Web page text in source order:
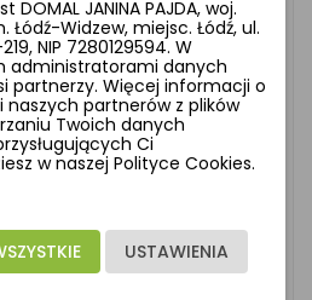
Mozilla Firefox;
Chrome i Chrome
Safari i Safari
Opera.
JANINA PAJDA, woj.
Łódź-Widzew, miejsc. Łódź, ul.
NIP 7280129594. W
administratorami danych
partnerzy. Więcej informacji o
naszych partnerów z plików
Twoich danych
Ci
w naszej Polityce Cookies.
USTAWIENIA